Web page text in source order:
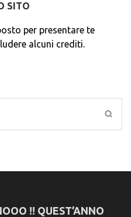
SITO
per presentare te
alcuni crediti.
!! QUEST’ANNO